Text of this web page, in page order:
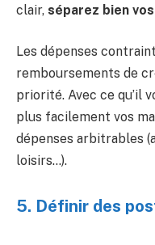
clair, séparez bien
Les dépenses
remboursements de
priorité. Avec ce qu’il
plus facilement vos
dépenses arbitrables
loisirs…).
5. Définir des